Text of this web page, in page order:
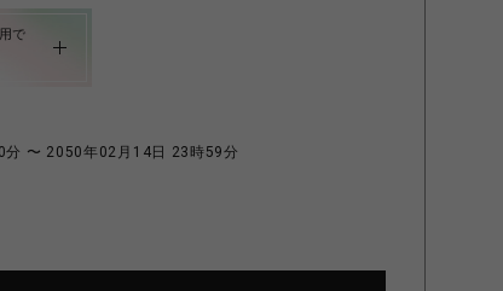
で
〜 2050年02月14日 23時59分